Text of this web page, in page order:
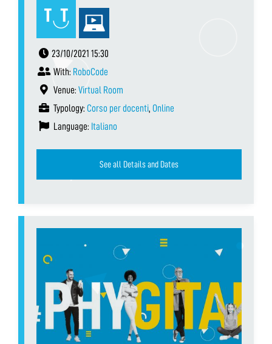
23/10/2021 15:30
With: RoboCode
Venue: Virtual Room
Typology: Corso per docenti, Online
Language: Italiano
See all Details and Dates